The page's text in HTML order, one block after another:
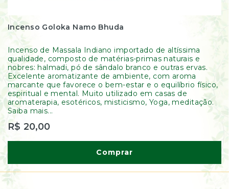
Incenso Goloka Namo Bhuda
Incenso de Massala Indiano importado de altíssima
qualidade, composto de matérias-primas naturais e
nobres: halmadi, pó de sândalo branco e outras ervas.
Excelente aromatizante de ambiente, com aroma
marcante que favorece o bem-estar e o equilíbrio físico,
espiritual e mental. Muito utilizado em casas de
aromaterapia, esotéricos, misticismo, Yoga, meditação.
Saiba mais...
R$ 20,00
Comprar